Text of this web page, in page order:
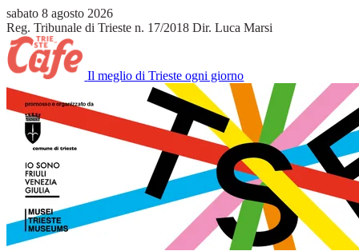
sabato 8 agosto 2026
Reg. Tribunale di Trieste n. 17/2018 Dir. Luca Marsi
Il meglio di Trieste ogni giorno